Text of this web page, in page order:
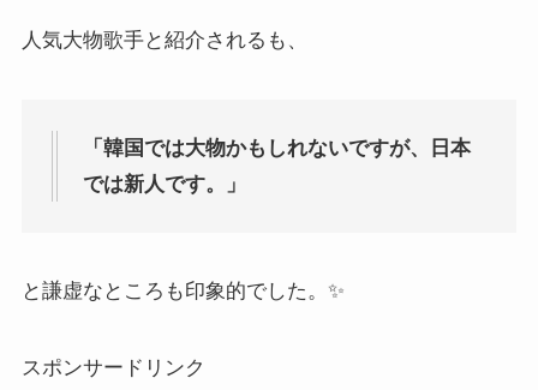
人気大物歌手と紹介されるも、
「韓国では大物かもしれないですが、
日本
では新人です。」
と謙虚なところも印象的でした。✨
スポンサードリンク